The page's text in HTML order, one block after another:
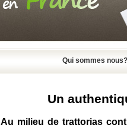
Qui sommes nous?
Un
Au milieu de trattorias